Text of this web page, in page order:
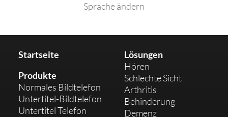
Sprache ändern
Startseite
Produkte
Normales Bildtelefon
Untertitel-Bildtelefon
Untertitel Telefon
Lösungen
Hören
Schlechte Sicht
Arthritis
Behinderung
Demenz